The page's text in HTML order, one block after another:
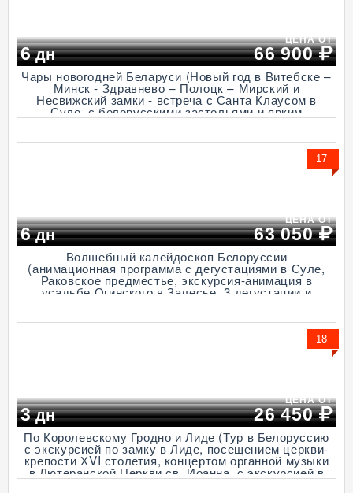
6дн
ЦЕНА ОТ
66 900
Чары новогодней Беларуси (Новый год в Витебске –
Минск - Здравнево – Полоцк – Мирский и
Несвижский замки - встреча с Санта Клаусом в
Суле, с белорусскими застольями и ярким
фольклором, 6 дней + ж/д)
17
6дн
ЦЕНА ОТ
63 050
Волшебный калейдоскоп Белоруссии
(анимационная программа с дегустациями в Суле,
Раковское предместье, экскурсия-анимация в
усадьбе Огинского в Залесье, 3 дегустации и
катание на пролетках в Дудутках, 6 дней + ж/д или
18
3дн
ЦЕНА ОТ
26 450
По Королевскому Гродно и Лиде (Тур в Белоруссию
с экскурсией по замку в Лиде, посещением церкви-
крепости ХVI столетия, концертом органной музыки
в Лютеранской Церкви св. Иоанна, с экскурсией в
королевский готический замок в Гродно, 3 дня + ж/д